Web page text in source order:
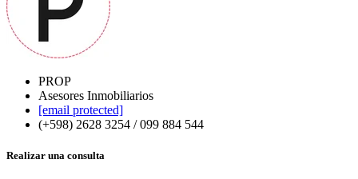
PROP
Asesores Inmobiliarios
[email protected]
(+598) 2628 3254 / 099 884 544
Realizar una consulta